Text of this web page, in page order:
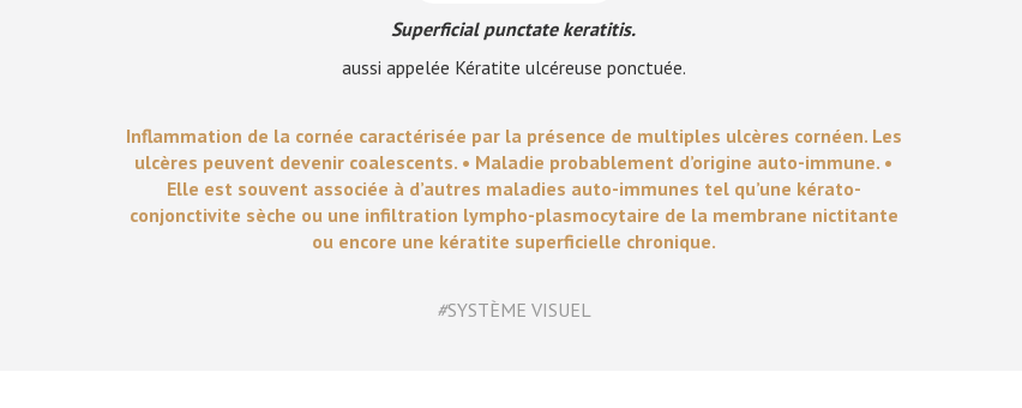
RECHERCHER UNE RACE
LEXIQUE
Superficial punctate keratitis.
aussi appelée Kératite ulcéreuse ponctuée.
Inflammation de la cornée caractérisée par la présence de multiples ulcères cornéen. Les
ulcères peuvent devenir coalescents. • Maladie probablement d’origine auto-immune. •
Elle est souvent associée à d’autres maladies auto-immunes tel qu’une kérato-
conjonctivite sèche ou une infiltration lympho-plasmocytaire de la membrane nictitante
ou encore une kératite superficielle chronique.
#SYSTÈME VISUEL